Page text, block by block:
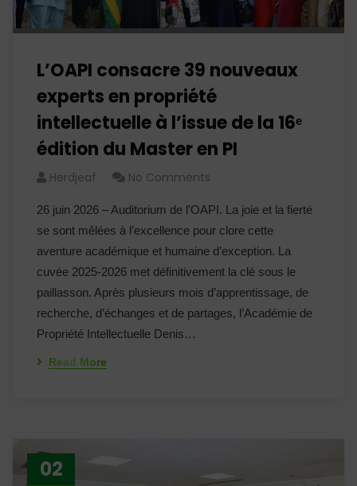
L’OAPI consacre 39 nouveaux
experts en propriété
intellectuelle à l’issue de la 16ᵉ
édition du Master en PI
Herdjeaf No Comments
26 juin 2026 – Auditorium de l’OAPI. La joie et la fierté
se sont mêlées à l’excellence pour clore cette
aventure académique et humaine d’exception. La
cuvée 2025-2026 met définitivement la clé sous le
paillasson. Après plusieurs mois d’apprentissage, de
recherche, d’échanges et de partages, l’Académie de
Propriété Intellectuelle Denis…
Read More
02